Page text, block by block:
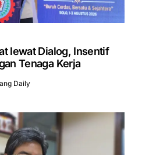
lewat Dialog, Insentif
Tenaga Kerja
Daily